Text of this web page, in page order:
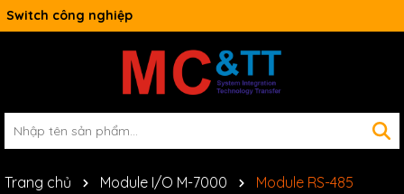
Switch công nghiệp
Trang chủ Module I/O M-7000
Module RS-485